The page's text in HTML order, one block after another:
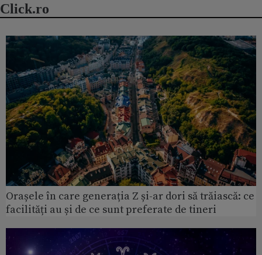
Click.ro
Orașele în care generația Z și-ar dori să trăiască: ce
facilități au și de ce sunt preferate de tineri